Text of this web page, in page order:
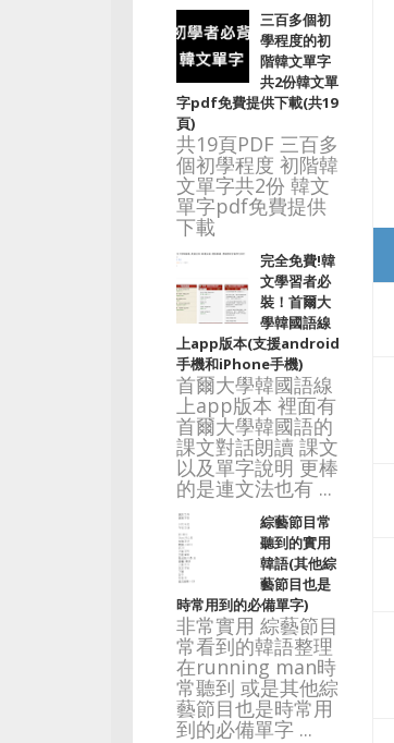
三百多個初
學程度的初
階韓文單字
共2份韓文單
字pdf免費提供下載(共19
頁)
共19頁PDF 三百多
個初學程度 初階韓
文單字共2份 韓文
單字pdf免費提供
下載
完全免費!韓
文學習者必
裝！首爾大
學韓國語線
上app版本(支援android
手機和iPhone手機)
首爾大學韓國語線
上app版本 裡面有
首爾大學韓國語的
課文對話朗讀 課文
以及單字說明 更棒
的是連文法也有 ...
綜藝節目常
聽到的實用
韓語(其他綜
藝節目也是
時常用到的必備單字)
非常實用 綜藝節目
常看到的韓語整理
在running man時
常聽到 或是其他綜
藝節目也是時常用
到的必備單字 ...